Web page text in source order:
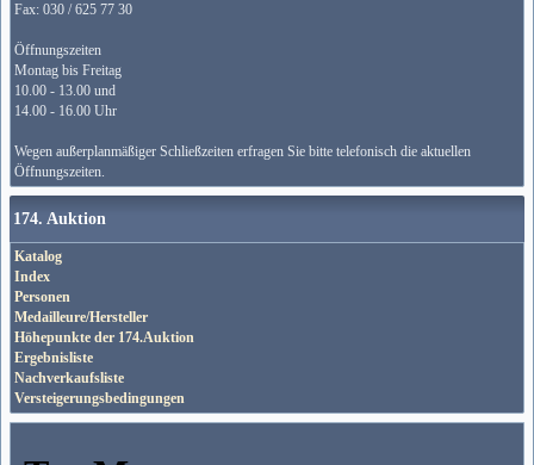
Fax: 030 / 625 77 30
Öffnungszeiten
Montag bis Freitag
10.00 - 13.00 und
14.00 - 16.00 Uhr
Wegen außerplanmäßiger Schließzeiten erfragen Sie bitte telefonisch die aktuellen
Öffnungszeiten.
174. Auktion
Katalog
Index
Personen
Medailleure/Hersteller
Höhepunkte der 174.Auktion
Ergebnisliste
Nachverkaufsliste
Versteigerungsbedingungen